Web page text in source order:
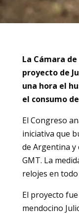
La Cámara
proyecto de
una hora el
el consumo
El Congreso
iniciativa que
de Argentina y
GMT. La
relojes en todo
El proyecto
mendocino